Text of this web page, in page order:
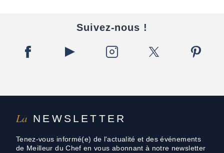
La NEWSLETTER
Tenez-vous informé(e) de l'actualité et des événements
de Meilleur du Chef en vous abonnant à notre newsletter
Suivez-nous !